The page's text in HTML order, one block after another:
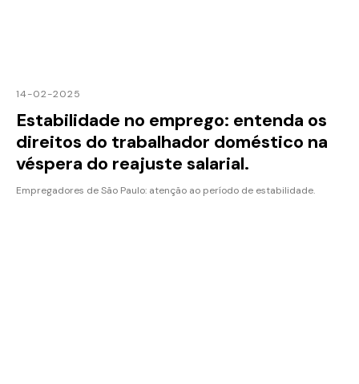
14-02-2025
Estabilidade no emprego: entenda os
direitos do trabalhador doméstico na
véspera do reajuste salarial.
Empregadores de São Paulo: atenção ao período de estabilidade.